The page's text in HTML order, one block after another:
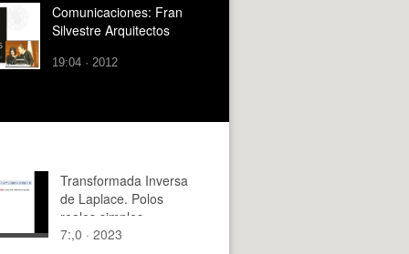
Comunicaciones: Fran
Silvestre Arquitectos
19:04 · 2012
Transformada Inversa
de Laplace. Polos
reales simples
7:,0 · 2023